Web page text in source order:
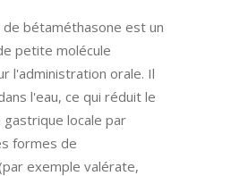
bétaméthasone est un
petite molécule
l'administration orale. Il
l'eau, ce qui réduit le
locale par
formes de
exemple valérate,